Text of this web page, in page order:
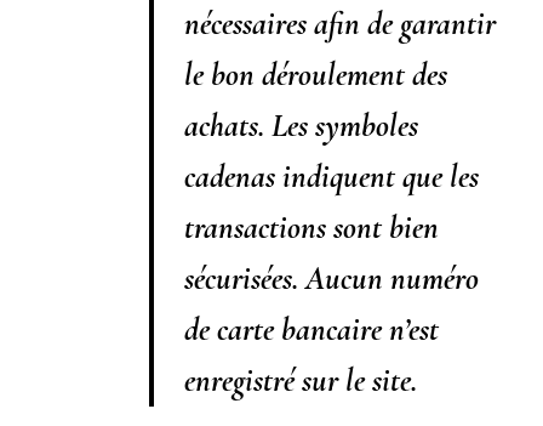
nécessaires afin de garantir
le bon déroulement des
achats. Les symboles
cadenas indiquent que les
transactions sont bien
sécurisées. Aucun numéro
de carte bancaire n’est
enregistré sur le site.